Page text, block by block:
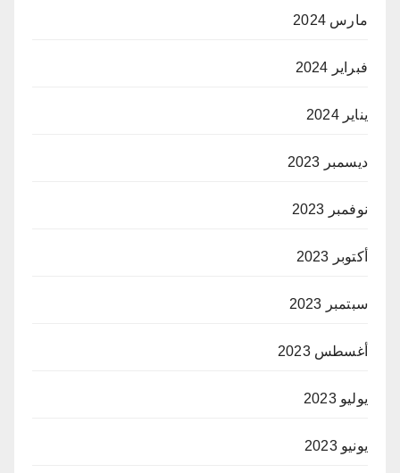
مارس 2024
فبراير 2024
يناير 2024
ديسمبر 2023
نوفمبر 2023
أكتوبر 2023
سبتمبر 2023
أغسطس 2023
يوليو 2023
يونيو 2023